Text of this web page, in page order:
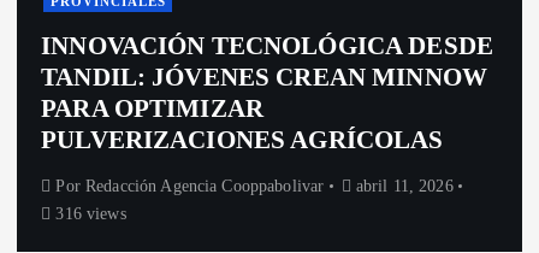
INNOVACIÓN TECNOLÓGICA DESDE
TANDIL: JÓVENES CREAN MINNOW
PARA OPTIMIZAR
PULVERIZACIONES AGRÍCOLAS
Por Redacción Agencia Cooppabolivar
abril 11, 2026
316 views